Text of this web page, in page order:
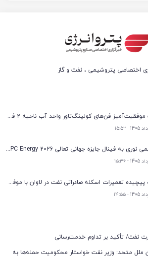
اختصاصی پتروشیمی ، نفت و گاز
بازگشت موفقیت‌آمیز فن‌های کولینگ‌تاور واحد آب ناحیه ۲ فجر انرژی به مدار تولید
پتروشیمی نوری به فینال جایزه جهانی تعالی WPC Energy 2026 رسید
عملیات پیچیده تعمیرات اسکله صادراتی نفت در لاوان با موفقیت انجام شد
نفت/ تأکید بر تداوم خدمت‌رسانی
ملل متحد: وزیر نفت خواستار محکومیت حمله‌ها به